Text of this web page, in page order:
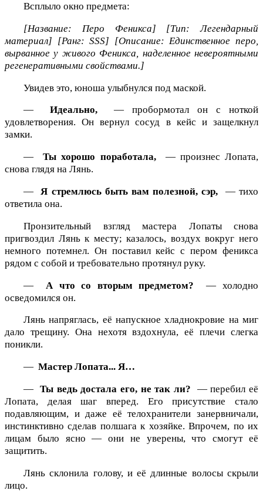
Всплыло окно предмета:
[Название: Перо Феникса] [Тип: Легендарный
материал] [Ранг: SSS] [Описание: Единственное перо,
вырванное у живого Феникса, наделенное невероятными
регенеративными свойствами.]
Увидев это, юноша улыбнулся под маской.
— Идеально,
— пробормотал он с ноткой
удовлетворения. Он вернул сосуд в кейс и защелкнул
замки.
—Ты хорошо поработала,
— произнес Лопата,
снова глядя на Лянь.
—Я стремлюсь быть вам полезной, сэр,
— тихо
ответила она.
Пронзительный взгляд мастера Лопаты снова
пригвоздил Лянь к месту; казалось, воздух вокруг него
немного потемнел. Он поставил кейс с пером феникса
рядом с собой и требовательно протянул руку.
— А что со вторым предметом?
— холодно
осведомился он.
Лянь напряглась, её напускное хладнокровие на миг
дало трещину. Она нехотя вздохнула, её плечи слегка
поникли.
— Мастер Лопата... Я…
—Ты ведь достала его, не так ли?
— перебил её
Лопата, делая шаг вперед. Его присутствие стало
подавляющим, и даже её телохранители занервничали,
инстинктивно сделав полшага к хозяйке. Впрочем, по их
лицам было ясно — они не уверены, что смогут её
защитить.
Лянь склонила голову, и её длинные волосы скрыли
лицо.